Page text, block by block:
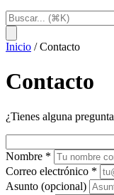
Inicio / Contacto
Contacto
¿Tienes alguna
Nombre *
Correo electrónico *
Asunto (opcional)